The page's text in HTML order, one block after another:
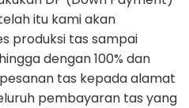
itu kami akan
produksi tas sampai
dengan 100% dan
tas kepada alamat
pembayaran tas yang